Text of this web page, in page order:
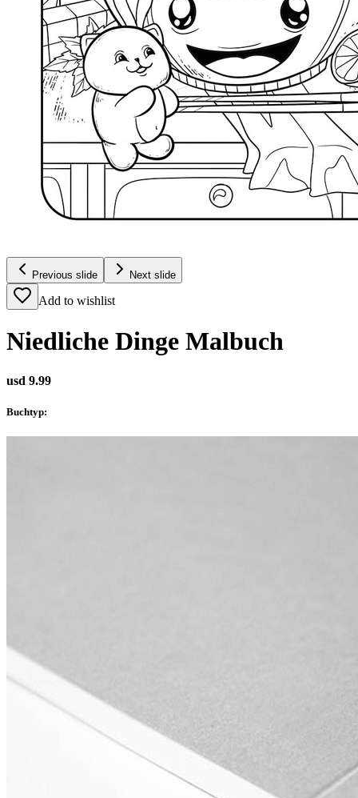
Previous slide Next slide
Add to wishlist
Niedliche Dinge Malbuch
usd 9.99
Buchtyp: